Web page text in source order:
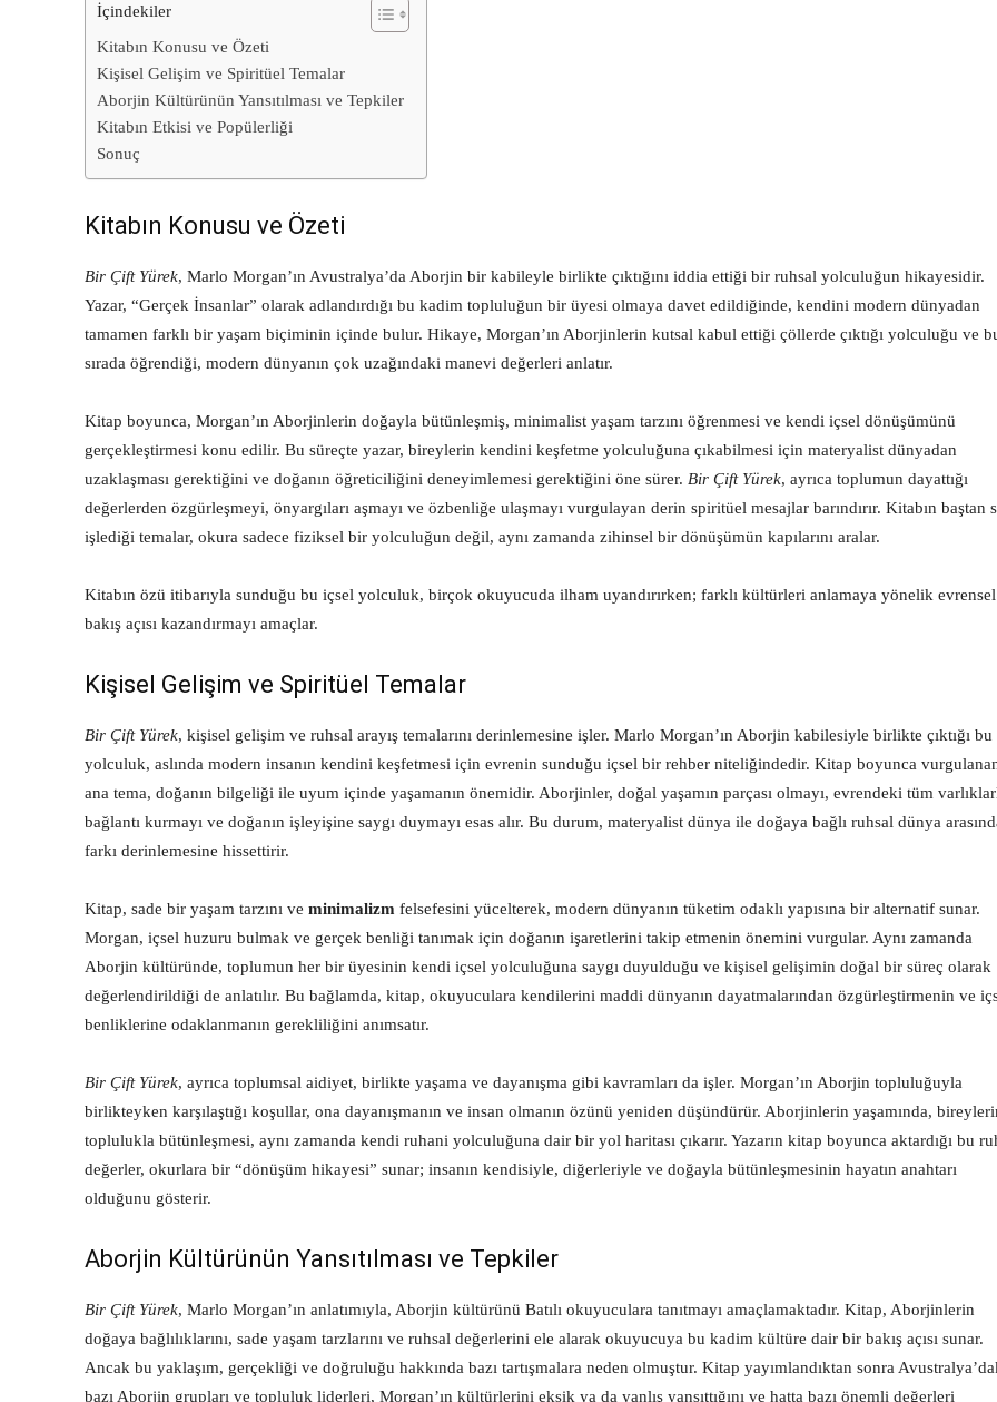
İçindekiler
Kitabın Konusu ve Özeti
Kişisel Gelişim ve Spiritüel Temalar
Aborjin Kültürünün Yansıtılması ve Tepkiler
Kitabın Etkisi ve Popülerliği
Sonuç
Kitabın Konusu ve Özeti
Bir Çift Yürek, Marlo Morgan’ın Avustralya’da Aborjin bir kabileyle birlikte çıktığını iddia ettiği bir ruhsal yolculuğun hikayesidir.
Yazar, “Gerçek İnsanlar” olarak adlandırdığı bu kadim topluluğun bir üyesi olmaya davet edildiğinde, kendini modern dünyadan
tamamen farklı bir yaşam biçiminin içinde bulur. Hikaye, Morgan’ın Aborjinlerin kutsal kabul ettiği çöllerde çıktığı yolculuğu ve
sırada öğrendiği, modern dünyanın çok uzağındaki manevi değerleri anlatır.
Kitap boyunca, Morgan’ın Aborjinlerin doğayla bütünleşmiş, minimalist yaşam tarzını öğrenmesi ve kendi içsel dönüşümünü
gerçekleştirmesi konu edilir. Bu süreçte yazar, bireylerin kendini keşfetme yolculuğuna çıkabilmesi için materyalist dünyadan
uzaklaşması gerektiğini ve doğanın öğreticiliğini deneyimlemesi gerektiğini öne sürer. Bir Çift Yürek, ayrıca toplumun dayattığı
değerlerden özgürleşmeyi, önyargıları aşmayı ve özbenliğe ulaşmayı vurgulayan derin spiritüel mesajlar barındırır. Kitabın baştan
işlediği temalar, okura sadece fiziksel bir yolculuğun değil, aynı zamanda zihinsel bir dönüşümün kapılarını aralar.
Kitabın özü itibarıyla sunduğu bu içsel yolculuk, birçok okuyucuda ilham uyandırırken; farklı kültürleri anlamaya yönelik
bakış açısı kazandırmayı amaçlar.
Kişisel Gelişim ve Spiritüel Temalar
Bir Çift Yürek, kişisel gelişim ve ruhsal arayış temalarını derinlemesine işler. Marlo Morgan’ın Aborjin kabilesiyle birlikte çıktığı bu
yolculuk, aslında modern insanın kendini keşfetmesi için evrenin sunduğu içsel bir rehber niteliğindedir. Kitap boyunca
ana tema, doğanın bilgeliği ile uyum içinde yaşamanın önemidir. Aborjinler, doğal yaşamın parçası olmayı, evrendeki tüm
bağlantı kurmayı ve doğanın işleyişine saygı duymayı esas alır. Bu durum, materyalist dünya ile doğaya bağlı ruhsal dünya
farkı derinlemesine hissettirir.
Kitap, sade bir yaşam tarzını ve minimalizm felsefesini yücelterek, modern dünyanın tüketim odaklı yapısına bir alternatif sunar.
Morgan, içsel huzuru bulmak ve gerçek benliği tanımak için doğanın işaretlerini takip etmenin önemini vurgular. Aynı zamanda
Aborjin kültüründe, toplumun her bir üyesinin kendi içsel yolculuğuna saygı duyulduğu ve kişisel gelişimin doğal bir süreç olarak
değerlendirildiği de anlatılır. Bu bağlamda, kitap, okuyuculara kendilerini maddi dünyanın dayatmalarından özgürleştirmenin ve
benliklerine odaklanmanın gerekliliğini anımsatır.
Bir Çift Yürek, ayrıca toplumsal aidiyet, birlikte yaşama ve dayanışma gibi kavramları da işler. Morgan’ın Aborjin topluluğuyla
birlikteyken karşılaştığı koşullar, ona dayanışmanın ve insan olmanın özünü yeniden düşündürür. Aborjinlerin yaşamında,
toplulukla bütünleşmesi, aynı zamanda kendi ruhani yolculuğuna dair bir yol haritası çıkarır. Yazarın kitap boyunca aktardığı bu
değerler, okurlara bir “dönüşüm hikayesi” sunar; insanın kendisiyle, diğerleriyle ve doğayla bütünleşmesinin hayatın anahtarı
olduğunu gösterir.
Aborjin Kültürünün Yansıtılması ve Tepkiler
Bir Çift Yürek, Marlo Morgan’ın anlatımıyla, Aborjin kültürünü Batılı okuyuculara tanıtmayı amaçlamaktadır. Kitap, Aborjinlerin
doğaya bağlılıklarını, sade yaşam tarzlarını ve ruhsal değerlerini ele alarak okuyucuya bu kadim kültüre dair bir bakış açısı sunar.
Ancak bu yaklaşım, gerçekliği ve doğruluğu hakkında bazı tartışmalara neden olmuştur. Kitap yayımlandıktan sonra
bazı Aborjin grupları ve topluluk liderleri, Morgan’ın kültürlerini eksik ya da yanlış yansıttığını ve hatta bazı önemli değerleri